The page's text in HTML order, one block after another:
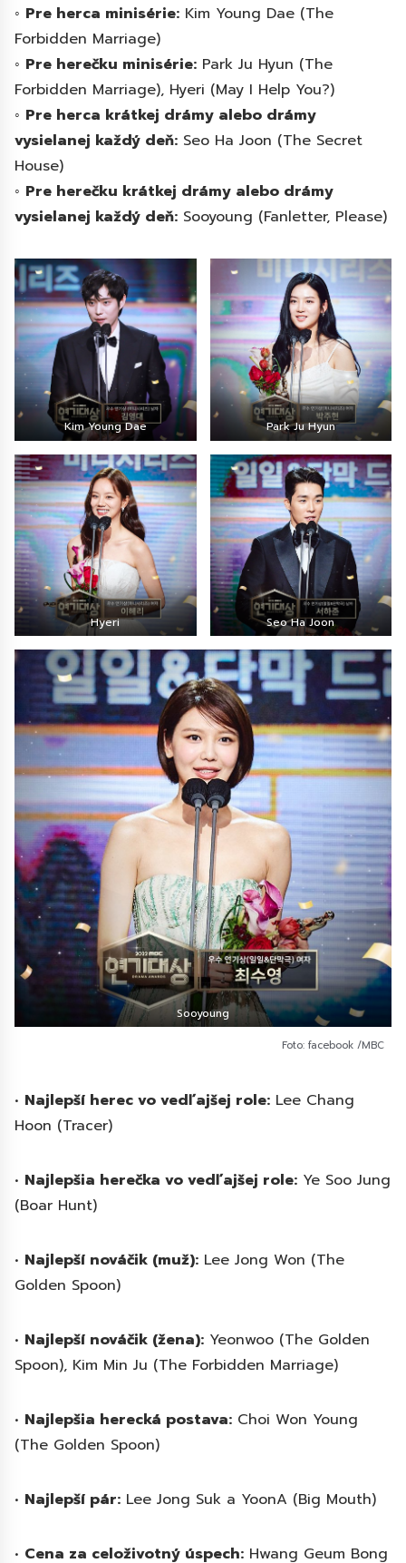
◦ Pre herca minisérie: Kim Young Dae (The
Forbidden Marriage)
◦ Pre herečku minisérie: Park Ju Hyun (The
Forbidden Marriage), Hyeri (May I Help You?)
◦ Pre herca krátkej drámy alebo drámy
vysielanej každý deň: Seo Ha Joon (The Secret
House)
◦ Pre herečku krátkej drámy alebo drámy
vysielanej každý deň: Sooyoung (Fanletter, Please)
Kim Young Dae Park Ju Hyun
Hyeri Seo Ha Joon
Sooyoung
Foto: facebook /MBC
• Najlepší herec vo vedľajšej role: Lee Chang
Hoon (Tracer)
• Najlepšia herečka vo vedľajšej role: Ye Soo Jung
(Boar Hunt)
• Najlepší nováčik (muž): Lee Jong Won (The
Golden Spoon)
• Najlepší nováčik (žena): Yeonwoo (The Golden
Spoon), Kim Min Ju (The Forbidden Marriage)
• Najlepšia herecká postava: Choi Won Young
(The Golden Spoon)
• Najlepší pár: Lee Jong Suk a YoonA (Big Mouth)
• Cena za celoživotný úspech: Hwang Geum Bong